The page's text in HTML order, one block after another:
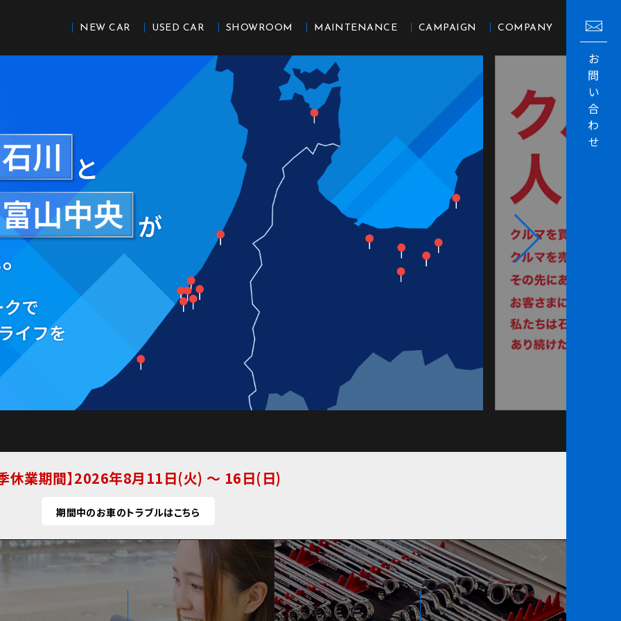
NEW CAR USED CAR SHOWROOM MAINTENANCE CAMPAIGN COMPANY
休業期間 2026年8月11日(火) ～ 16日(日)
期間中のお車のトラブルはこちら
お
問
い
合
わ
せ